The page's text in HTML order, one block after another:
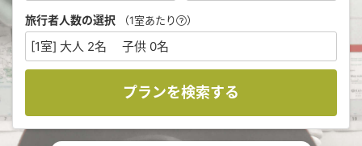
旅行者人数の選択 （1室あたり ）
[1室] 大人 2名 子供 0名
プランを検索する